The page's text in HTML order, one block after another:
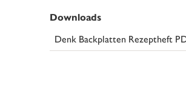
Downloads
Denk Backplatten Rezeptheft